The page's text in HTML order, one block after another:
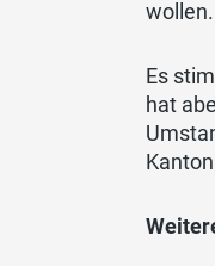
wollen.
Es
hat